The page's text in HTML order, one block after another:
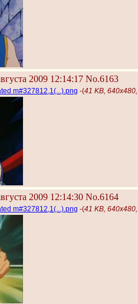
2009 12:14:17 No.6163
m#327812,1(...).png -(41 KB,
2009 12:14:30 No.6164
m#327812,1(...).png -(41 KB,